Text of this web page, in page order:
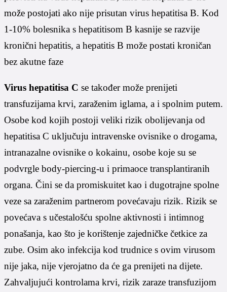
može postojati ako nije prisutan virus hepatitisa B. Kod
1-10% bolesnika s hepatitisom B kasnije se razvije
kronični hepatitis, a hepatitis B može postati kroničan
bez akutne faze
Virus hepatitisa C se također može prenijeti
transfuzijama krvi, zaraženim iglama, a i spolnim putem.
Osobe kod kojih postoji veliki rizik obolijevanja od
hepatitisa C uključuju intravenske ovisnike o drogama,
intranazalne ovisnike o kokainu, osobe koje su se
podvrgle body-piercing-u i primaoce transplantiranih
organa. Čini se da promiskuitet kao i dugotrajne spolne
veze sa zaraženim partnerom povećavaju rizik. Rizik se
povećava s učestalošću spolne aktivnosti i intimnog
ponašanja, kao što je korištenje zajedničke četkice za
zube. Osim ako infekcija kod trudnice s ovim virusom
nije jaka, nije vjerojatno da će ga prenijeti na dijete.
Zahvaljujući kontrolama krvi, rizik zaraze transfuzijom